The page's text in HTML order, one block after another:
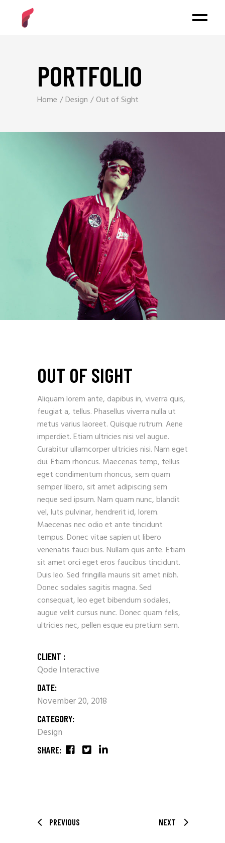
PORTFOLIO
Home Design Out of Sight
OUT OF SIGHT
Aliquam lorem ante, dapibus in, viverra quis,
feugiat a, tellus. Phasellus viverra nulla ut
metus varius laoreet. Quisque rutrum. Aene
imperdiet. Etiam ultricies nisi vel augue.
Curabitur ullamcorper ultricies nisi. Nam eget
dui. Etiam rhoncus. Maecenas temp, tellus
eget condimentum rhoncus, sem quam
semper libero, sit amet adipiscing sem
neque sed ipsum. Nam quam nunc, blandit
vel, luts pulvinar, hendrerit id, lorem.
Maecenas nec odio et ante tincidunt
tempus. Donec vitae sapien ut libero
venenatis fauci bus. Nullam quis ante. Etiam
sit amet orci eget eros faucibus tincidunt.
Duis leo. Sed fringilla mauris sit amet nibh.
Donec sodales sagitis magna. Sed
consequat, leo eget bibendum sodales,
augue velit cursus nunc. Donec quam felis,
ultricies nec, pellen esque eu pretium sem.
CLIENT :
Qode Interactive
DATE:
November 20, 2018
CATEGORY:
Design
SHARE:
PREVIOUS NEXT